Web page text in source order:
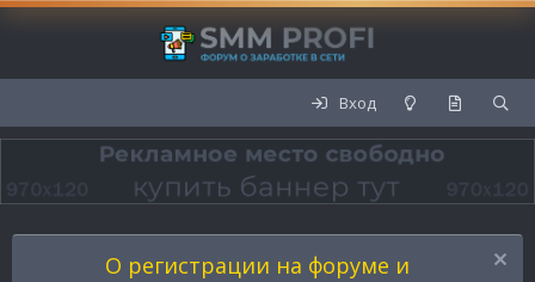
Вход
О регистрации на форуме и